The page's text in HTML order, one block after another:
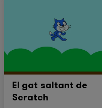
El gat saltant de
Scratch